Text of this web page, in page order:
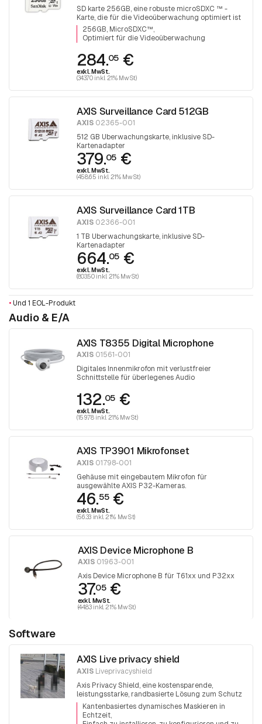
SD karte 256GB, eine robuste microSDXC ™ -
Karte, die für die Videoüberwachung optimiert ist
256GB, MicroSDXC™
Optimiert für die Videoüberwachung
284.05 €
exkl. MwSt.
(343.70 inkl. 21% MwSt)
AXIS Surveillance Card 512GB
AXIS 02365-001
512 GB Überwachungskarte, inklusive SD-
Kartenadapter
379.05 €
exkl. MwSt.
(458.65 inkl. 21% MwSt)
AXIS Surveillance Card 1TB
AXIS 02366-001
1 TB Überwachungskarte, inklusive SD-
Kartenadapter
664.05 €
exkl. MwSt.
(803.50 inkl. 21% MwSt)
• Und 1 EOL-Produkt
Audio & E/A
AXIS T8355 Digital Microphone
AXIS 01561-001
Digitales Innenmikrofon mit verlustfreier
Schnittstelle für überlegenes Audio
132.05 €
exkl. MwSt.
(159.78 inkl. 21% MwSt)
AXIS TP3901 Mikrofonset
AXIS 01798-001
Gehäuse mit eingebautem Mikrofon für
ausgewählte AXIS P32-Kameras.
46.55 €
exkl. MwSt.
(56.33 inkl. 21% MwSt)
AXIS Device Microphone B
AXIS01963-001
Axis Device Microphone B für T61xx und P32xx
37.05€
exkl. MwSt.
(44.83 inkl. 21% MwSt)
Software
AXIS Live privacy shield
AXIS Liveprivacyshield
Axis Privacy Shield, eine kostensparende,
leistungsstarke, randbasierte Lösung zum Schutz
der Privatsphäre.
Kantenbasiertes dynamisches Maskieren in
Echtzeit